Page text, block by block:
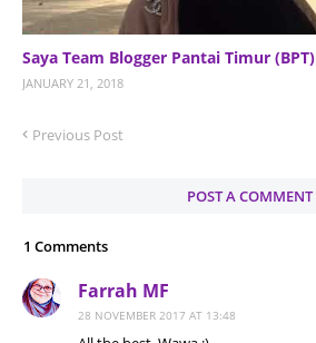
Saya Team Blogger Pantai Timur (BPT)
JANUARY 21, 2018
Previous Post
POST A COMMENT
1 Comments
Farrah MF
28 NOVEMBER 2017 AT 13:48